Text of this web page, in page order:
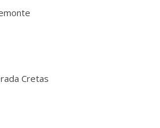
Cretas